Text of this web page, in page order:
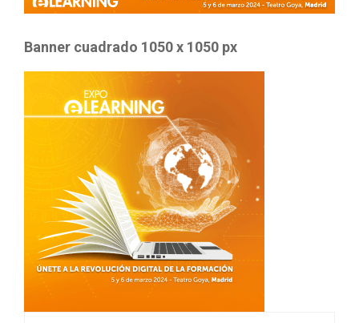
Banner cuadrado 1050 x 1050 px